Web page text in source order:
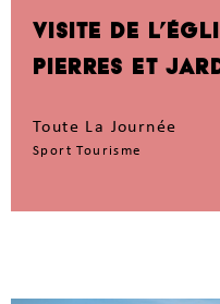
VISITE DE
PIERRES ET
Toute La Journée
Sport Tourisme